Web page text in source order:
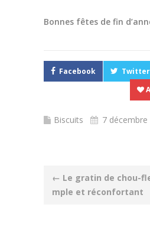
Bonnes fêtes de fin
Facebook Twitter
Biscuits 7 décembre
Post
navigation
← Le gratin de chou-
mple et réconfortant